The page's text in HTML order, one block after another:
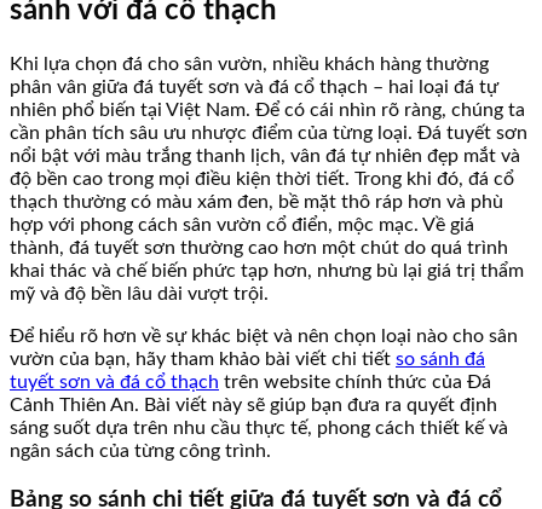
sánh với đá cổ thạch
Khi lựa chọn đá cho sân vườn, nhiều khách hàng thường
phân vân giữa đá tuyết sơn và đá cổ thạch – hai loại đá tự
nhiên phổ biến tại Việt Nam. Để có cái nhìn rõ ràng, chúng ta
cần phân tích sâu ưu nhược điểm của từng loại. Đá tuyết sơn
nổi bật với màu trắng thanh lịch, vân đá tự nhiên đẹp mắt và
độ bền cao trong mọi điều kiện thời tiết. Trong khi đó, đá cổ
thạch thường có màu xám đen, bề mặt thô ráp hơn và phù
hợp với phong cách sân vườn cổ điển, mộc mạc. Về giá
thành, đá tuyết sơn thường cao hơn một chút do quá trình
khai thác và chế biến phức tạp hơn, nhưng bù lại giá trị thẩm
mỹ và độ bền lâu dài vượt trội.
Để hiểu rõ hơn về sự khác biệt và nên chọn loại nào cho sân
vườn của bạn, hãy tham khảo bài viết chi tiết so sánh đá
tuyết sơn và đá cổ thạch trên website chính thức của Đá
Cảnh Thiên An. Bài viết này sẽ giúp bạn đưa ra quyết định
sáng suốt dựa trên nhu cầu thực tế, phong cách thiết kế và
ngân sách của từng công trình.
Bảng so sánh chi tiết giữa đá tuyết sơn và đá cổ